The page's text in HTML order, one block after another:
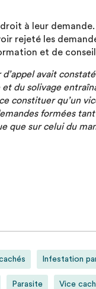
à leur
rejeté les
et de
d’appel avait
du solivage
constituer qu’un
formées
que sur celui du
Infestation
Parasite Vice